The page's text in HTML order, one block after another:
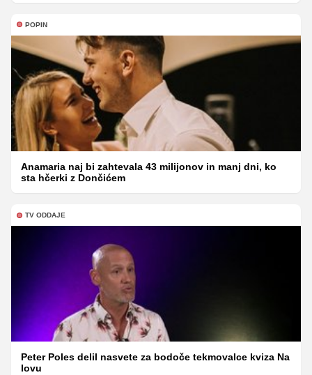
POPIN
Anamaria naj bi zahtevala 43 milijonov in manj dni, ko
sta hčerki z Dončićem
TV ODDAJE
Peter Poles delil nasvete za bodoče tekmovalce kviza Na
lovu